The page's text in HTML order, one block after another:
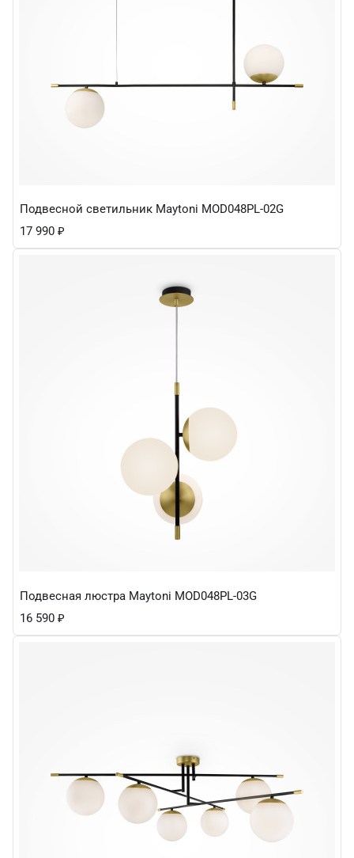
Подвесной светильник Maytoni MOD048PL-02G
17 990 ₽
Подвесная люстра Maytoni MOD048PL-03G
16 590 ₽